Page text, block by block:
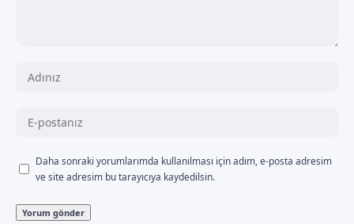
Daha sonraki yorumlarımda kullanılması için adım, e-posta adresim
ve site adresim bu tarayıcıya kaydedilsin.